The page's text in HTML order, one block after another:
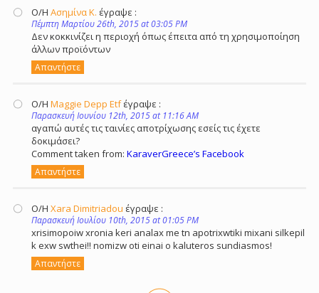
Ο/Η Ασημίνα Κ. έγραψε :
Πέμπτη Μαρτίου 26th, 2015 at 03:05 PM
Δεν κοκκινίζει η περιοχή όπως έπειτα από τη χρησιμοποίηση
άλλων προϊόντων
Απαντήστε
Ο/Η Maggie Depp Etfέγραψε :
Παρασκευή Ιουνίου 12th, 2015 at 11:16 AM
αγαπώ αυτές τις ταινίες αποτρίχωσης εσείς τις έχετε
δοκιμάσει?
Comment taken from: KaraverGreece’s Facebook
Απαντήστε
Ο/Η Xara Dimitriadou έγραψε :
Παρασκευή Ιουλίου 10th, 2015 at 01:05 PM
xrisimopoiw xronia keri analax me tn apotrixwtiki mixani silkepil
k exw swthei!! nomizw oti einai o kaluteros sundiasmos!
Απαντήστε